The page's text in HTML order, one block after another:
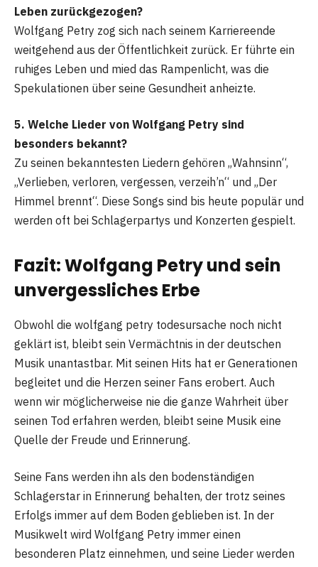
Leben zurückgezogen?
Wolfgang Petry zog sich nach seinem Karriereende
weitgehend aus der Öffentlichkeit zurück. Er führte ein
ruhiges Leben und mied das Rampenlicht, was die
Spekulationen über seine Gesundheit anheizte.
5. Welche Lieder von Wolfgang Petry sind
besonders bekannt?
Zu seinen bekanntesten Liedern gehören „Wahnsinn“,
„Verlieben, verloren, vergessen, verzeih’n“ und „Der
Himmel brennt“. Diese Songs sind bis heute populär und
werden oft bei Schlagerpartys und Konzerten gespielt.
Fazit: Wolfgang Petry und sein
unvergessliches Erbe
Obwohl die wolfgang petry todesursache noch nicht
geklärt ist, bleibt sein Vermächtnis in der deutschen
Musik unantastbar. Mit seinen Hits hat er Generationen
begleitet und die Herzen seiner Fans erobert. Auch
wenn wir möglicherweise nie die ganze Wahrheit über
seinen Tod erfahren werden, bleibt seine Musik eine
Quelle der Freude und Erinnerung.
Seine Fans werden ihn als den bodenständigen
Schlagerstar in Erinnerung behalten, der trotz seines
Erfolgs immer auf dem Boden geblieben ist. In der
Musikwelt wird Wolfgang Petry immer einen
besonderen Platz einnehmen, und seine Lieder werden